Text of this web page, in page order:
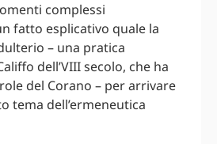
complessi
fatto esplicativo quale la
– una pratica
dell’VIII secolo, che ha
del Corano – per arrivare
tema dell’ermeneutica